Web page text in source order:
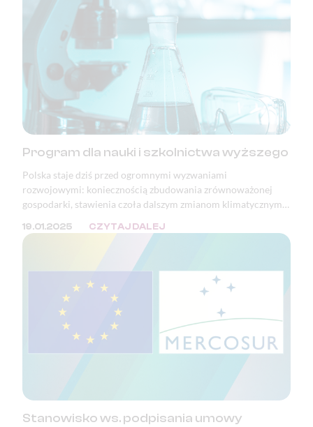
chronione. Zjednoczona Europa bez kontroli granicznych —
jedno z największych osiągnięć pokojowej integracji
kontynentu — jest poświęcana dla bieżących celów
Program dla nauki i szkolnictwa wyższego
Polska staje dziś przed ogromnymi wyzwaniami
rozwojowymi: koniecznością zbudowania zrównoważonej
gospodarki, stawienia czoła dalszym zmianom klimatycznym i
wykorzystaniem potencjału i szans wynikających z rewolucji
19.01.2025 CZYTAJ DALEJ
Stanowisko ws. podpisania umowy